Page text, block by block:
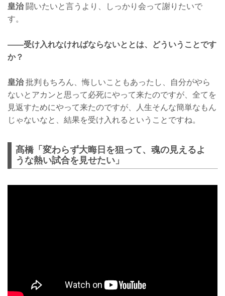
皇治闘いたいと言うより、しっかり会って謝りたいで
す。
——受け入れなければならないととは、どういうことです
か？
皇治批判もちろん、悔しいこともあったし、自分がやら
ないとアカンと思って必死にやって来たのですが、全てを
見返すためにやって来たのですが、人生そんな簡単なもん
じゃないなと、結果を受け入れるということですね。
髙橋「変わらず大晦日を狙って、魂の見えるよ
うな熱い試合を見せたい」